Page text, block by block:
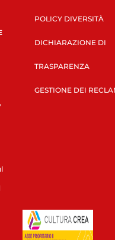
POLICY DIVERSITÀ
DICHIARAZIONE DI
TRASPARENZA
GESTIONE DEI